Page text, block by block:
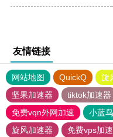
友情链接
网站地图 QuickQ 旋
坚果加速器
tiktok加速器
免费vqn外网加速
小蓝鸟
旋风加速器
免费vps加